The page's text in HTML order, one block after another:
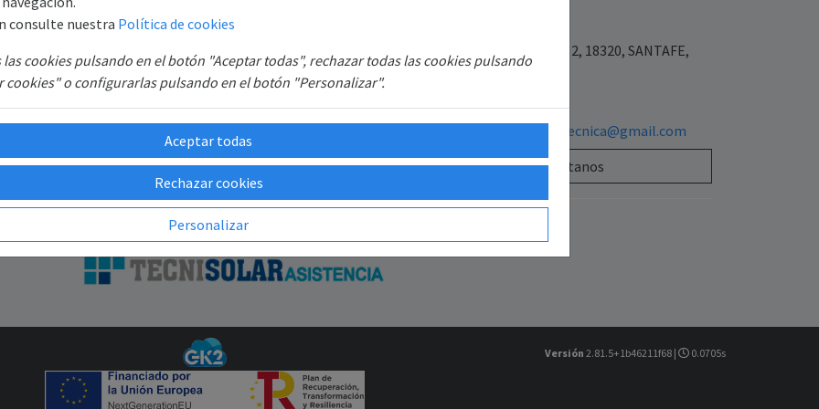
Recuperar contraseña
SAT
Placeta las flores 3 bajo 2, 18320, SANTAFE,
GRANADA, ESPAÑA
sattecnisolarasistenciatecnica@gmail.com
Contáctanos
Versión 2.81.5+1b46211f68 | 0.0705s
consulte nuestra Política de cookies
las cookies pulsando en el botón "Aceptar todas", rechazar todas las cookies pulsando
cookies" o configurarlas pulsando en el botón "Personalizar".
Aceptar todas
Rechazar cookies
Personalizar